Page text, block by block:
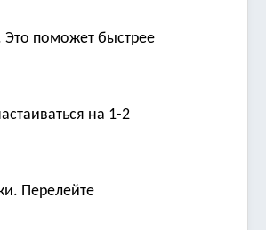
Это поможет быстрее
на 1-2
Перелейте